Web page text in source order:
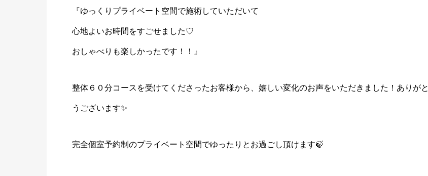
『ゆっくりプライベート空間で施術していただいて
心地よいお時間をすごせました♡
おしゃべりも楽しかったです！！』
整体６０分コースを受けてくださったお客様から、嬉しい変化のお声をいただきました！ありがと
うございます✨
完全個室予約制のプライベート空間でゆったりとお過ごし頂けます🍃